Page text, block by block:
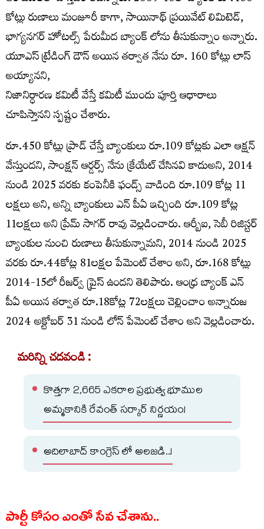
కోట్లు రుణాలు మంజూరీ కాగా, సాయినాథ్ ప్రయివేట్ లిమిటెడ్,
భాగ్యనగర్ హోటల్స్ పేరుమీద బ్యాంక్ లోను తీసుకున్నాం అన్నారు.
యూఎస్ ట్రేడింగ్ డౌన్ అయిన తర్వాత నేను రూ. 160 కోట్లు లాస్
అయ్యానని,
నిజానిర్ధారణ కమిటీ వేస్తే కమిటీ ముందు పూర్తి ఆధారాలు
చూపిస్తానని స్పష్టం చేశారు.
రూ.450 కోట్లు ప్రాడ్ చేస్తే బ్యాంకులు రూ.109 కోట్లకు ఎలా ఆక్షన్
వేస్తుందని, సాంక్షన్ ఆర్డర్స్ నేను క్రేయేట్ చేసినవి కాదుఅని, 2014
నుండి 2025 వరకు కంపెనీకి ఫండ్స్ వాడింది రూ.109 కోట్ల 11
లక్షలు అని, అన్ని బ్యాంకులు ఎన్ పీఏ ఇచ్చింది రూ.109 కోట్ల
11లక్షలు అని ప్రేమ్ సాగర్ రావు వెల్లడించారు. ఆర్బీఐ, సెబీ రిజిస్టర్
బ్యాంకుల నుంచి రుణాలు తీసుకున్నామని, 2014 నుండి 2025
వరకు రూ.44కోట్ల 81లక్షల పేమెంట్ చేశాం అని, రూ.168 కోట్లు
2014-15లో రీజర్వ్ ప్రైస్ ఉందని తెలిపారు. ఆంధ్ర బ్యాంక్ ఎన్
పీఏ అయిన తర్వాత రూ.18కోట్ల 72లక్షలు చెల్లించాం అన్నారుజ
2024 అక్టోబర్ 31 నుండి లోన్ పేమెంట్ చేశాం అని వెల్లడించారు.
మరిన్ని చదవండి :
కొత్తగా 2,665 ఎకరాల ప్రభుత్వ భూముల
అమ్మకానికి రేవంత్ సర్కార్ నిర్ణయం!
అదిలాబాద్ కాంగ్రెస్ లో అలజడి..!
పార్టీ కోసం ఎంతో సేవ చేశాను..